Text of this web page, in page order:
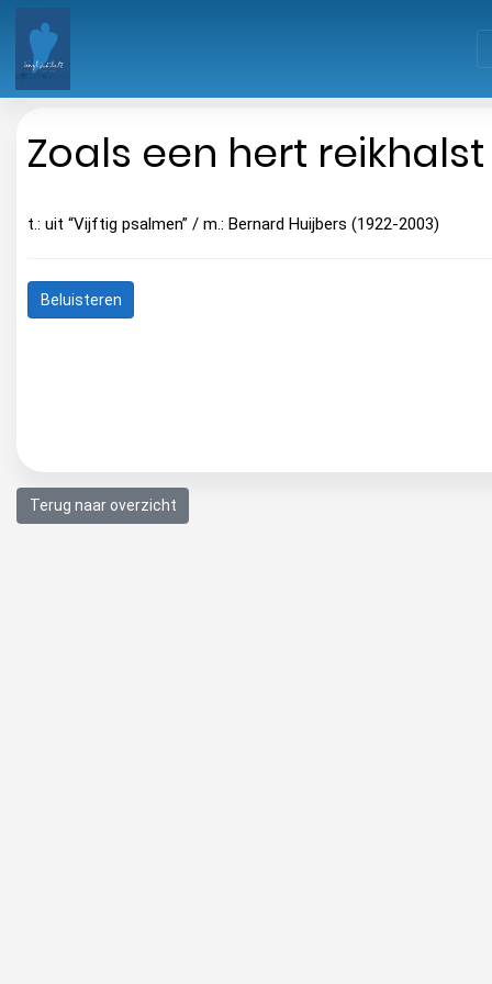
Zoals een hert reikhalst
t.: uit “Vijftig psalmen” / m.: Bernard Huijbers (1922-2003)
Beluisteren
Terug naar overzicht